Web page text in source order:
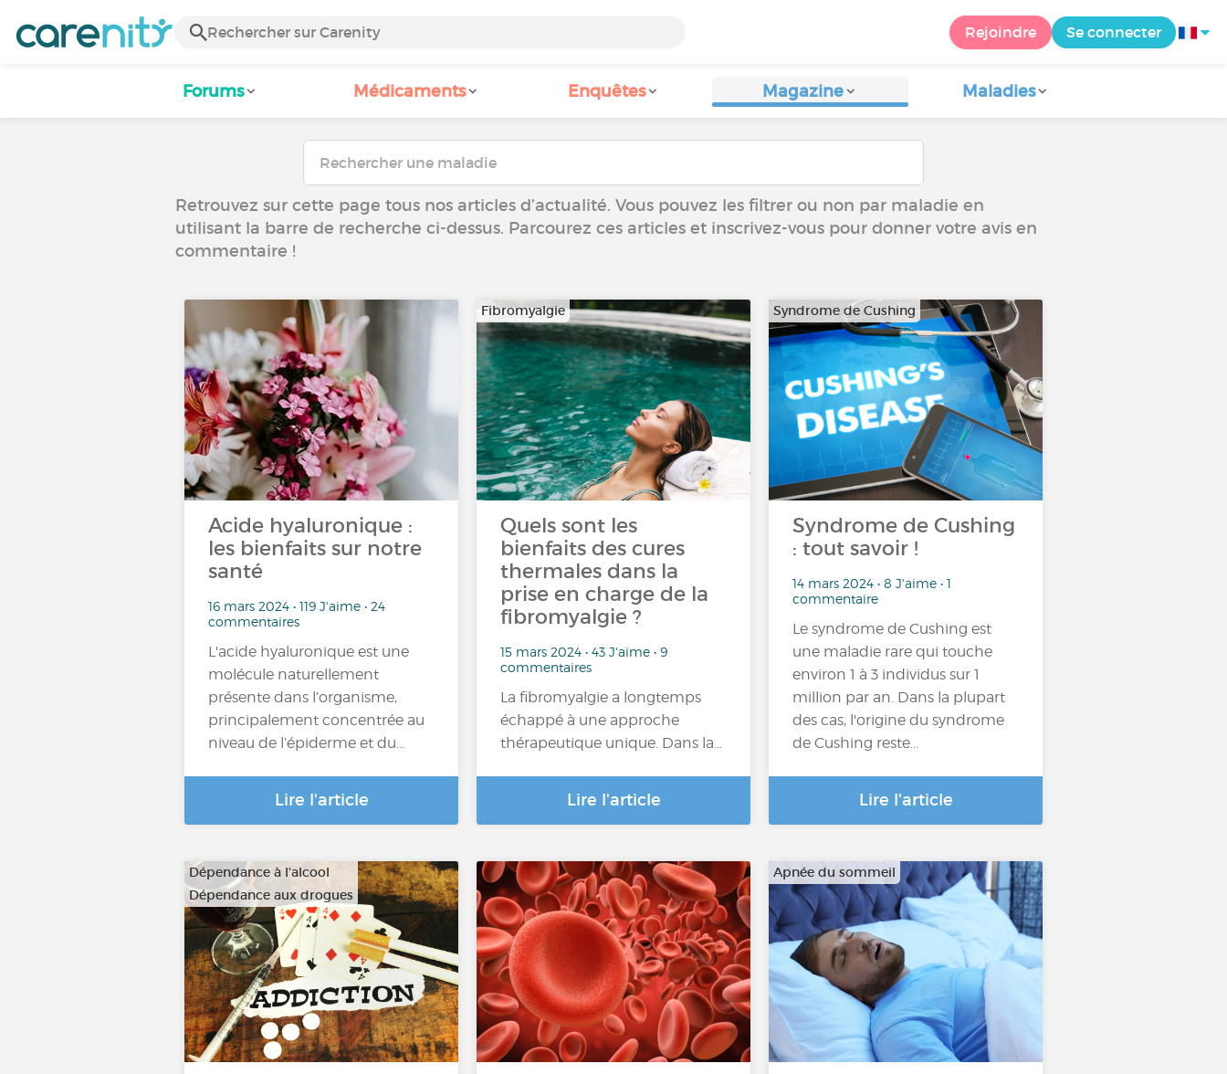
Rejoindre Se connecter
Forums Médicaments Enquêtes Magazine Maladies
Retrouvez sur cette page tous nos articles d’actualité. Vous pouvez les filtrer ou non par maladie en
utilisant la barre de recherche ci-dessus. Parcourez ces articles et inscrivez-vous pour donner votre avis en
commentaire !
Acide hyaluronique :
les bienfaits sur notre
santé
16 mars 2024 • 119 J'aime • 24
commentaires
L'acide hyaluronique est une
molécule naturellement
présente dans l’organisme,
principalement concentrée au
niveau de l’épiderme et du…
Lire l'article
Fibromyalgie
Quels sont les
bienfaits des cures
thermales dans la
prise en charge de la
fibromyalgie ?
15 mars 2024 • 43 J'aime • 9
commentaires
La fibromyalgie a longtemps
échappé à une approche
thérapeutique unique. Dans la…
Lire l'article
Syndrome de Cushing
Syndrome de Cushing
: tout savoir !
14 mars 2024 • 8 J'aime • 1
commentaire
Le syndrome de Cushing est
une maladie rare qui touche
environ 1 à 3 individus sur 1
million par an. Dans la plupart
des cas, l'origine du syndrome
de Cushing reste…
Lire l'article
Dépendance à l'alcool
Dépendance aux drogues
…
Apnée du sommeil